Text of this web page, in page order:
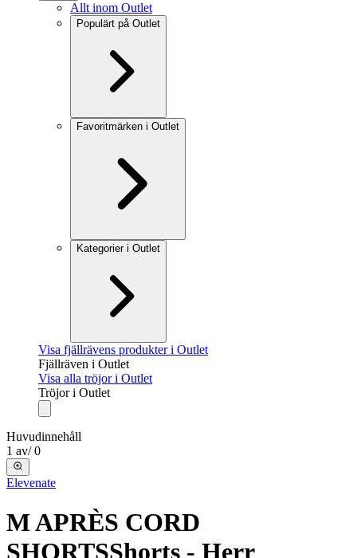
Allt inom Outlet
Populärt på Outlet
Favoritmärken i Outlet
Kategorier i Outlet
Visa fjällrävens produkter i Outlet
Fjällräven i Outlet
Visa alla tröjor i Outlet
Tröjor i Outlet
Huvudinnehåll
1 av/ 0
Elevenate
M APRÈS CORD
SHORTSShorts - Herr